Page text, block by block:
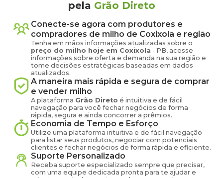
pela Grão Direto
Conecte-se agora com produtores e
compradores de milho de Coxixola e região
Tenha em mãos informações atualizadas sobre o
preço do milho hoje em Coxixola - PB, acesse
informações sobre oferta e demanda na sua região e
tome decisões estratégicas baseadas em dados
atualizados.
A maneira mais rápida e segura de comprar
e vender milho
A plataforma Grão Direto é intuitiva e de fácil
navegação para você fechar negócios de forma
rápida, segura e ainda concorrer a prêmios.
Economia de Tempo e Esforço
Utilize uma plataforma intuitiva e de fácil navegação
para listar seus produtos, negociar com potenciais
clientes e fechar negócios de forma rápida e eficiente.
Suporte Personalizado
Receba suporte especializado sempre que precisar,
com uma equipe dedicada pronta para te ajudar e